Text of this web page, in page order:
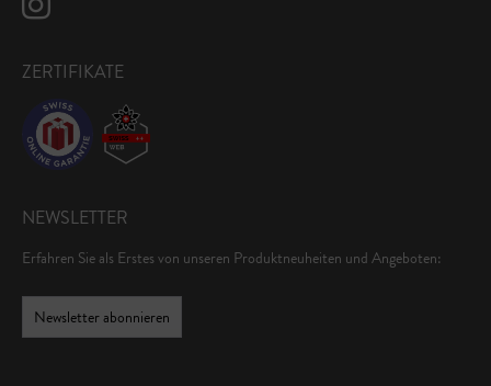
ZERTIFIKATE
NEWSLETTER
Erfahren Sie als Erstes von unseren Produktneuheiten und Angeboten:
Newsletter abonnieren